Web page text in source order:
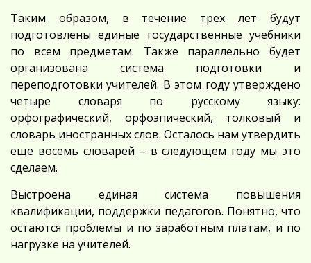
Таким образом, в течение трех лет будут
подготовлены единые государственные учебники
по всем предметам. Также параллельно будет
организована система подготовки и
переподготовки учителей. В этом году утверждено
четыре словаря по русскому языку:
орфографический, орфоэпический, толковый и
словарь иностранных слов. Осталось нам утвердить
еще восемь словарей – в следующем году мы это
сделаем.
Выстроена единая система повышения
квалификации, поддержки педагогов. Понятно, что
остаются проблемы и по заработным платам, и по
нагрузке на учителей.